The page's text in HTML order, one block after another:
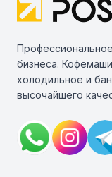
бизнеса.
холодильное и
высочайшего